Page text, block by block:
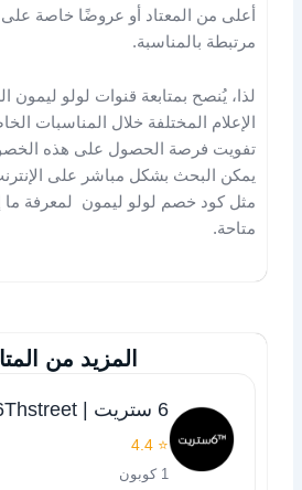
أعلى من المعتاد أو عروضًا خاصة على
مرتبطة بالمناسبة.
لذا، يُنصح بمتابعة قنوات لولو ليمون
الإعلام المختلفة خلال المناسبات
تفويت فرصة الحصول على هذه
يمكن البحث بشكل مباشر على
مثل كود خصم لولو ليمون لمعرفة
متاحة.
المزيد من
6 ستريت | 6Thstreet
⭐ 4.4
1 كوبون